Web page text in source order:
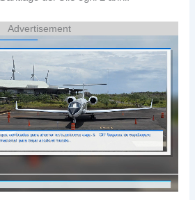
Advertisement